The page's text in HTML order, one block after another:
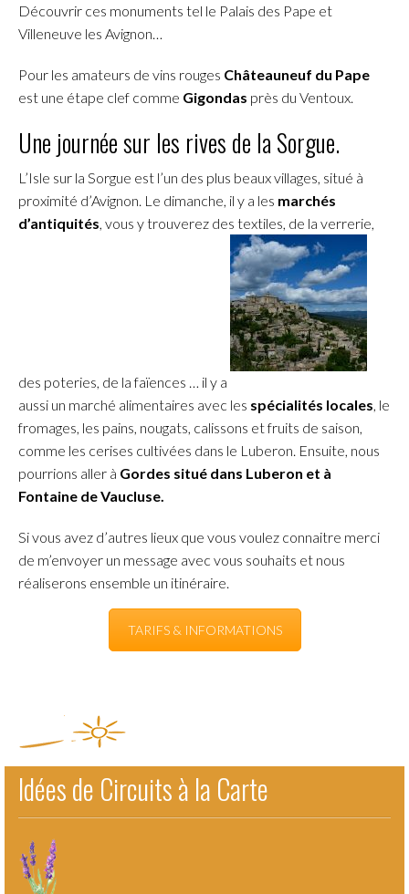
Découvrir ces monuments tel le Palais des Pape et
Villeneuve les Avignon…
Pour les amateurs de vins rouges Châteauneuf du Pape
est une étape clef comme Gigondas près du Ventoux.
Une journée sur les rives de la Sorgue.
L’Isle sur la Sorgue est l’un des plus beaux villages, situé à
proximité d’Avignon. Le dimanche, il y a les marchés
d’antiquités, vous y trouverez des textiles, de la verrerie,
des poteries, de la faïences … il y a
aussi un marché alimentaires avec les spécialités locales, le
fromages, les pains, nougats, calissons et fruits de saison,
comme les cerises cultivées dans le Luberon. Ensuite, nous
pourrions aller à Gordes situé dans Luberon et à
Fontaine de Vaucluse.
Si vous avez d’autres lieux que vous voulez connaitre merci
de m’envoyer un message avec vous souhaits et nous
réaliserons ensemble un itinéraire.
TARIFS & INFORMATIONS
Idées de Circuits à la Carte